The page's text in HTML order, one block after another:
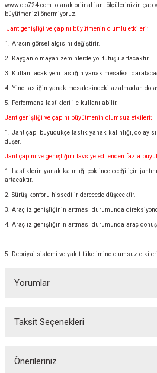
www.oto724.com olarak orjinal jant ölçülerinizin çap
büyütmenizi önermiyoruz.
Jant genişliği ve çapını büyütmenin olumlu etkileri;
1. Aracın görsel algısını değiştirir.
2. Kaygan olmayan zeminlerde yol tutuşu artacaktır.
3. Kullanılacak yeni lastiğin yanak mesafesi
4. Yine lastiğin yanak mesafesindeki azalmadan
5. Performans lastikleri ile kullanılabilir.
Jant genişliği ve çapını büyütmenin olumsuz etkileri;
1. Jant çapı büyüdükçe lastik yanak kalınlığı,
düşer.
Jant çapını ve genişliğini tavsiye edilenden fazla
1. Lastiklerin yanak kalınlığı çok inceleceği için
artacaktır.
2. Sürüş konforu hissedilir derecede düşecektir.
3. Araç iz genişliğinin artması durumunda
4. Araç iz genişliğinin artması durumunda araç dönüş
5. Debriyaj sistemi ve yakıt tüketimine olumsuz
Yorumlar
Bu ürüne ilk yorumu
Taksit Seçenekleri
Önerileriniz